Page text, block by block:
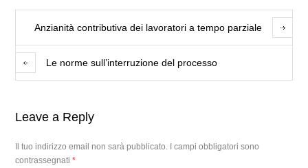
Anzianità contributiva dei lavoratori a tempo parziale
Le norme sull’interruzione del processo
Leave a Reply
Il tuo indirizzo email non sarà pubblicato.
I campi obbligatori sono
contrassegnati*